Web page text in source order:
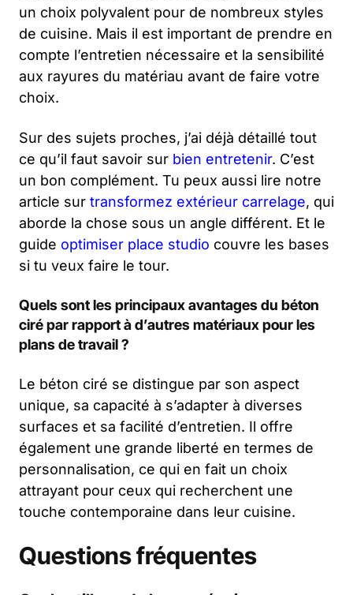
un choix polyvalent pour de nombreux styles
de cuisine. Mais il est important de prendre en
compte l’entretien nécessaire et la sensibilité
aux rayures du matériau avant de faire votre
choix.
Sur des sujets proches, j’ai déjà détaillé tout
ce qu’il faut savoir sur bien entretenir. C’est
un bon complément. Tu peux aussi lire notre
article sur transformez extérieur carrelage, qui
aborde la chose sous un angle différent. Et le
guide optimiser place studio couvre les bases
si tu veux faire le tour.
Quels sont les principaux avantages du béton
ciré par rapport à d’autres matériaux pour les
plans de travail ?
Le béton ciré se distingue par son aspect
unique, sa capacité à s’adapter à diverses
surfaces et sa facilité d’entretien. Il offre
également une grande liberté en termes de
personnalisation, ce qui en fait un choix
attrayant pour ceux qui recherchent une
touche contemporaine dans leur cuisine.
Questions fréquentes